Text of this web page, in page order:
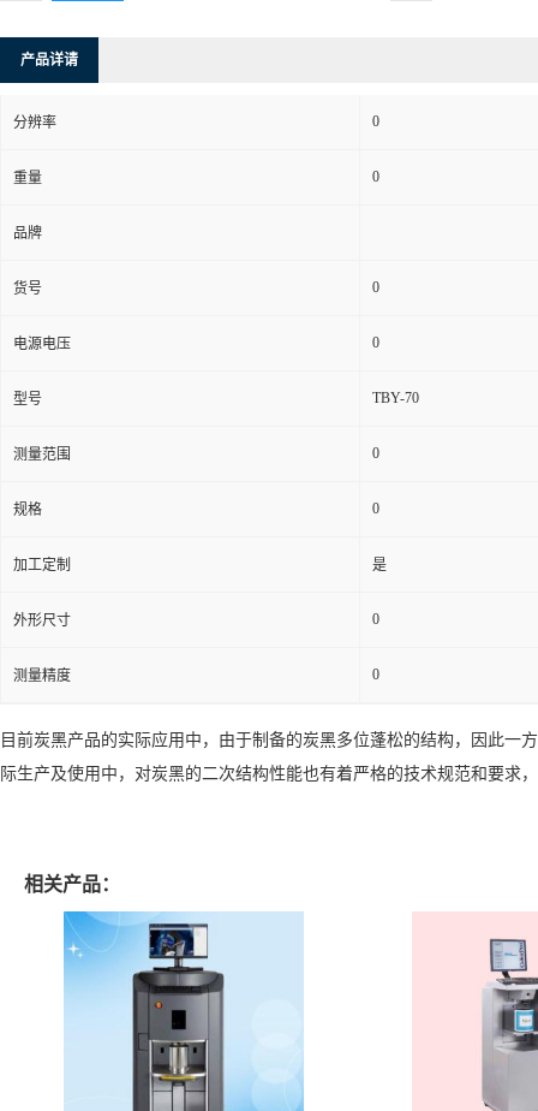
产品详请
分辨率 0
重量 0
品牌
货号 0
电源电压 0
型号 TBY-70
测量范围 0
规格 0
加工定制 是
外形尺寸 0
测量精度 0
目前炭黑产品的实际应用中，由于制备的炭黑多位蓬松的结构，因此
际生产及使用中，对炭黑的二次结构性能也有着严格的技术规范和要
相关产品：